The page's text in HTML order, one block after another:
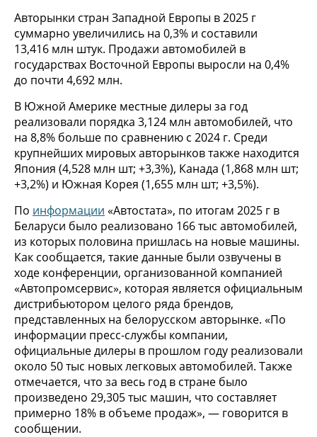
Авторынки стран Западной Европы в 2025 г
суммарно увеличились на 0,3% и составили
13,416 млн штук. Продажи автомобилей в
государствах Восточной Европы выросли на 0,4%
до почти 4,692 млн.
В Южной Америке местные дилеры за год
реализовали порядка 3,124 млн автомобилей, что
на 8,8% больше по сравнению с 2024 г. Среди
крупнейших мировых авторынков также находится
Япония (4,528 млн шт; +3,3%), Канада (1,868 млн шт;
+3,2%) и Южная Корея (1,655 млн шт; +3,5%).
По информации «Автостата», по итогам 2025 г в
Беларуси было реализовано 166 тыс автомобилей,
из которых половина пришлась на новые машины.
Как сообщается, такие данные были озвучены в
ходе конференции, организованной компанией
«Автопромсервис», которая является официальным
дистрибьютором целого ряда брендов,
представленных на белорусском авторынке. «По
информации пресс-службы компании,
официальные дилеры в прошлом году реализовали
около 50 тыс новых легковых автомобилей. Также
отмечается, что за весь год в стране было
произведено 29,305 тыс машин, что составляет
примерно 18% в объеме продаж», — говорится в
сообщении.